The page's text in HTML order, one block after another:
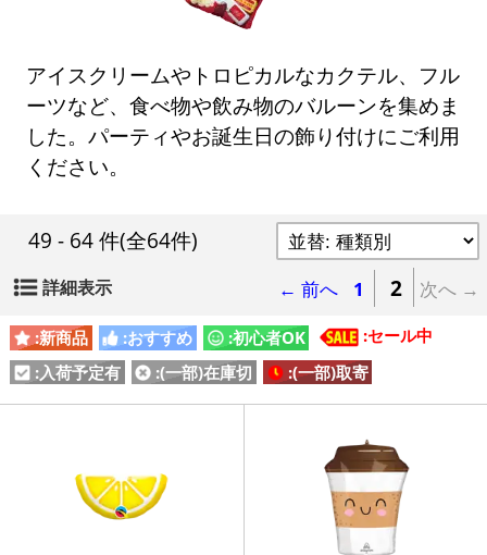
アイスクリームやトロピカルなカクテル、フル
ーツなど、食べ物や飲み物のバルーンを集めま
した。パーティやお誕生日の飾り付けにご利用
ください。
49 - 64 件(全64件)
詳細表示 ← 前へ 1 2 次へ →
:新商品 :おすすめ :初心者OK
:セール中
:入荷予定有
:(一部)在庫切 :(一部)取寄